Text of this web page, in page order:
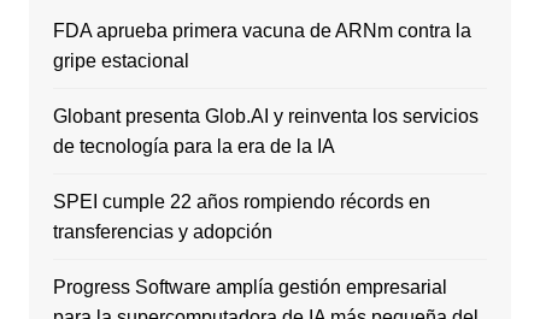
FDA aprueba primera vacuna de ARNm contra la
gripe estacional
Globant presenta Glob.AI y reinventa los servicios
de tecnología para la era de la IA
SPEI cumple 22 años rompiendo récords en
transferencias y adopción
Progress Software amplía gestión empresarial